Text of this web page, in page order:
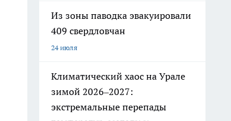
Из зоны паводка эвакуировали
409 свердловчан
24 июля
Климатический хаос на Урале
зимой 2026–2027:
экстремальные перепады